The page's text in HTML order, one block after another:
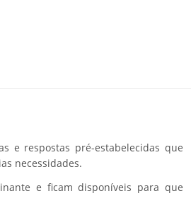
e respostas pré-estabelecidas que
necessidades.
e ficam disponíveis para que